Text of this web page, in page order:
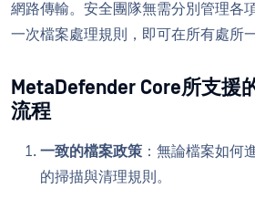
網路傳輸。安全團隊無需分別管理各
一次檔案處理規則，即可在所有處所
MetaDefender Core所支援
流程
一致的檔案政策 ：無論檔案如何
的掃描與清理規則。